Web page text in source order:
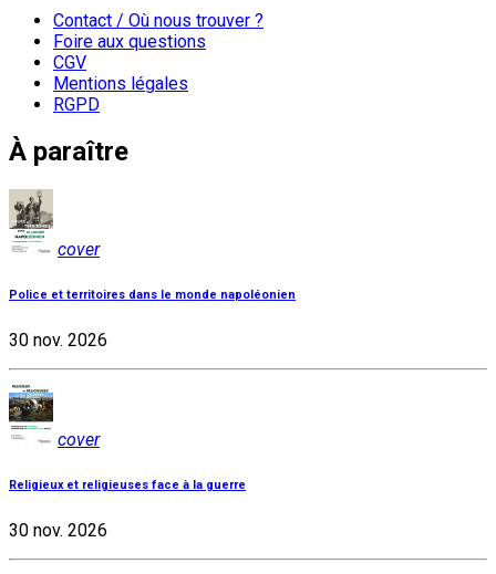
Contact / Où nous trouver ?
Foire aux questions
CGV
Mentions légales
RGPD
À paraître
cover
Police et territoires dans le monde napoléonien
30 nov. 2026
cover
Religieux et religieuses face à la guerre
30 nov. 2026